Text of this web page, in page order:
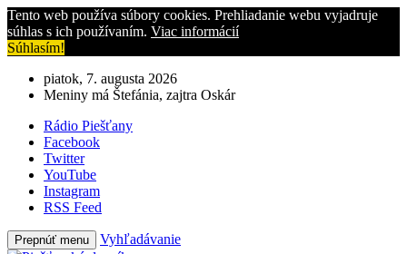
Tento web používa súbory cookies. Prehliadanie webu vyjadruje
súhlas s ich používaním. Viac informácií
Súhlasím!
piatok, 7. augusta 2026
Meniny má Štefánia, zajtra Oskár
Rádio Piešťany
Facebook
Twitter
YouTube
Instagram
RSS Feed
Prepnúť menu Vyhľadávanie